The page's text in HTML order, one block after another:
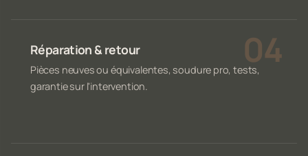
Réparation & retour
Pièces neuves ou équivalentes, soudure pro, tests,
garantie sur l'intervention.